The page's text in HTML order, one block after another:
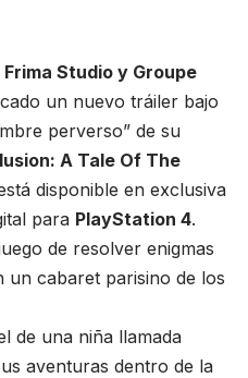
Studio y Groupe
un nuevo tráiler bajo
perverso” de su
A Tale Of The
disponible en exclusiva
para PlayStation 4.
de resolver enigmas
un cabaret parisino de los
de una niña llamada
aventuras dentro de la